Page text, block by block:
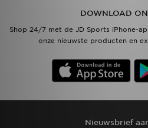
DOWNLOAD
Shop 24/7 met de JD Sports iPhone-
onze nieuwste producten en
Nieuwsbrief